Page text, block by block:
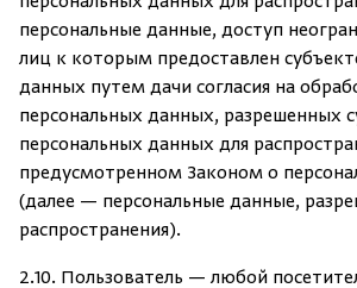
персональные данные, доступ
лиц к которым предоставлен
данных путем дачи согласия на
персональных данных, разрешенных
персональных данных для
предусмотренном Законом о
(далее — персональные данные,
распространения).
2.10. Пользователь — любой